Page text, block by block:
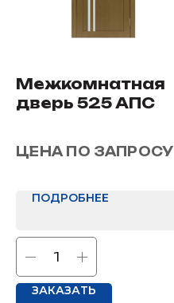
Межкомнатная
дверь 525 АПС
ЦЕНА ПО ЗАПРОСУ
ПОДРОБНЕЕ
ЗАКАЗАТЬ